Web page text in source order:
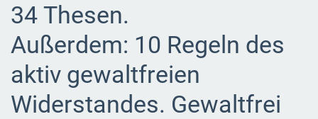
Aussteigerbegleitung und -beratung!
34 Thesen.
Außerdem: 10 Regeln des
aktiv gewaltfreien
Widerstandes. Gewaltfrei